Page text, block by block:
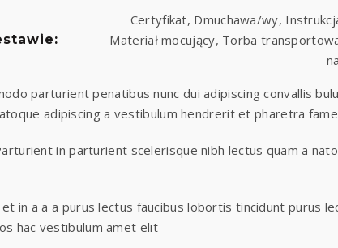
Certyfikat, Dmuchawa/wy,
Materiał mocujący, Torba
parturient penatibus nunc dui adipiscing convallis
adipiscing a vestibulum hendrerit et pharetra
in parturient scelerisque nibh lectus quam a
in a a a purus lectus faucibus lobortis tincidunt purus
hac vestibulum amet elit